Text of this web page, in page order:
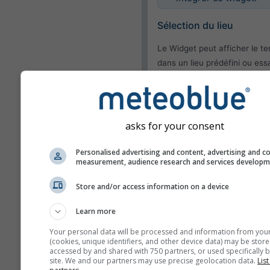
Sélection du lieu
Le Widget peut afficher le
dans un lieu prédéfini ou
de votre site.
Utilisez lieu actuel
Détecter le lieu de
l'humidité
asks for your consent
Personalised advertising and content, advertising and
measurement, audience research and services
Store and/or access information on a device
Learn more
Your personal data will be processed and information from
(cookies, unique identifiers, and other device data) may be
accessed by and shared with 750 partners, or used specifically
site. We and our partners may use precise geolocation data.